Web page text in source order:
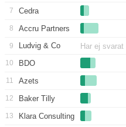
7 Cedra
8 Accru Partners
9 Ludvig & Co Har ej svarat
10 BDO
11 Azets
12 Baker Tilly
13 Klara Consulting